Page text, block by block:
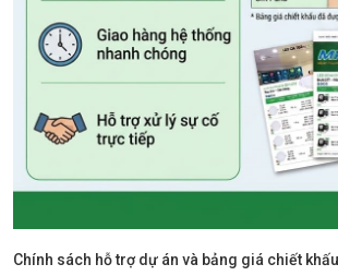
Chính sách hỗ trợ dự án và bảng giá chiết